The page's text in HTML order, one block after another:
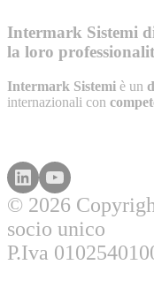
Intermark Sistemi
la loro
Intermark Sistemi è un
internazionali con
© 2026
socio unico
P.Iva